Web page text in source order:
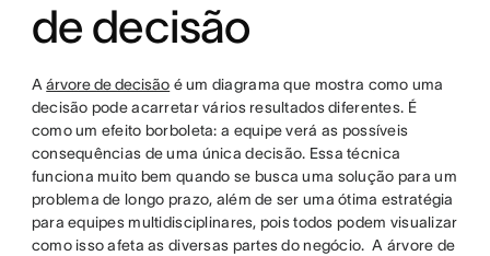
de decisão
Aárvore de decisão é um diagrama que mostra como uma
decisão pode acarretar vários resultados diferentes. É
como um efeito borboleta: a equipe verá as possíveis
consequências de uma única decisão. Essa técnica
funciona muito bem quando se busca uma solução para um
problema de longo prazo, além de ser uma ótima estratégia
para equipes multidisciplinares, pois todos podem visualizar
como isso afeta as diversas partes do negócio. A árvore de